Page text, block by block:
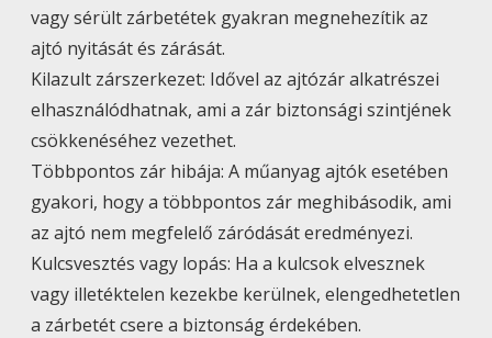
vagy sérült zárbetétek gyakran megnehezítik az
ajtó nyitását és zárását.
Kilazult zárszerkezet: Idővel az ajtózár alkatrészei
elhasználódhatnak, ami a zár biztonsági szintjének
csökkenéséhez vezethet.
Többpontos zár hibája: A műanyag ajtók esetében
gyakori, hogy a többpontos zár meghibásodik, ami
az ajtó nem megfelelő záródását eredményezi.
Kulcsvesztés vagy lopás: Ha a kulcsok elvesznek
vagy illetéktelen kezekbe kerülnek, elengedhetetlen
a zárbetét csere a biztonság érdekében.